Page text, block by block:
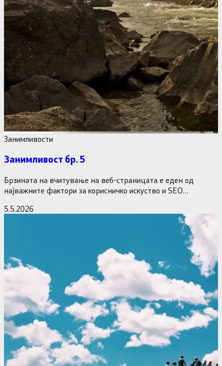
Занимливости
Занимливост бр. 5
Брзината на вчитување на веб-страницата е еден од
најважните фактори за корисничко искуство и SEO
5.5.2026